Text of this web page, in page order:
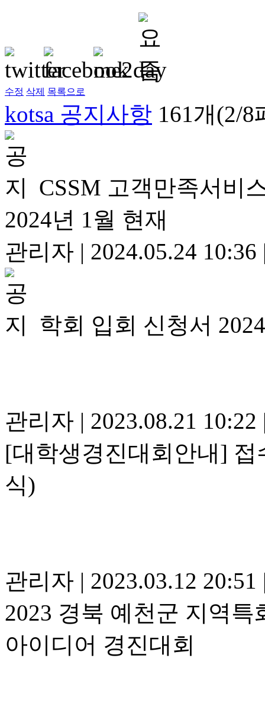
수정 삭제 목록으로
kotsa 공지사항 161개(2/8
CSSM 고객만족서비
2024년 1월 현재
관리자 | 2024.05.24 10:36
학회 입회 신청서
관리자 | 2023.08.21 10:22
[대학생경진대회안내]
식)
관리자 | 2023.03.12 20:51
2023 경북 예천군 지역
아이디어 경진대회